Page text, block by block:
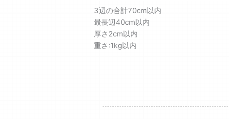
3辺の合計70cm以内
最長辺40cm以内
厚さ2cm以内
重さ:1kg以内